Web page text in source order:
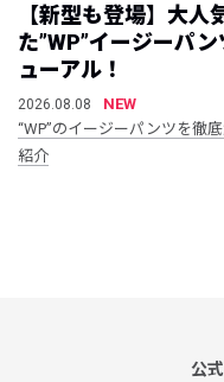
【新型も登場】大人
た”WP”イージーパ
ューアル！
2026.08.08
NEW
“WP”のイージーパンツを徹
紹介
公